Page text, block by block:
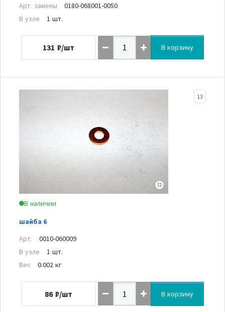
Арт. замены
0180-068001-0050
В узле
1 шт.
131 ₽/шт В корзину
В наличии
шайба 6
13
Арт.
0010-060009
В узле
1 шт.
Вес
0.002 кг
86 ₽/шт В корзину